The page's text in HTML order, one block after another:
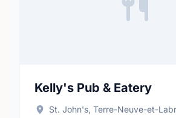
Kelly's Pub & Eatery
St. John's, Terre-Neuve-et-